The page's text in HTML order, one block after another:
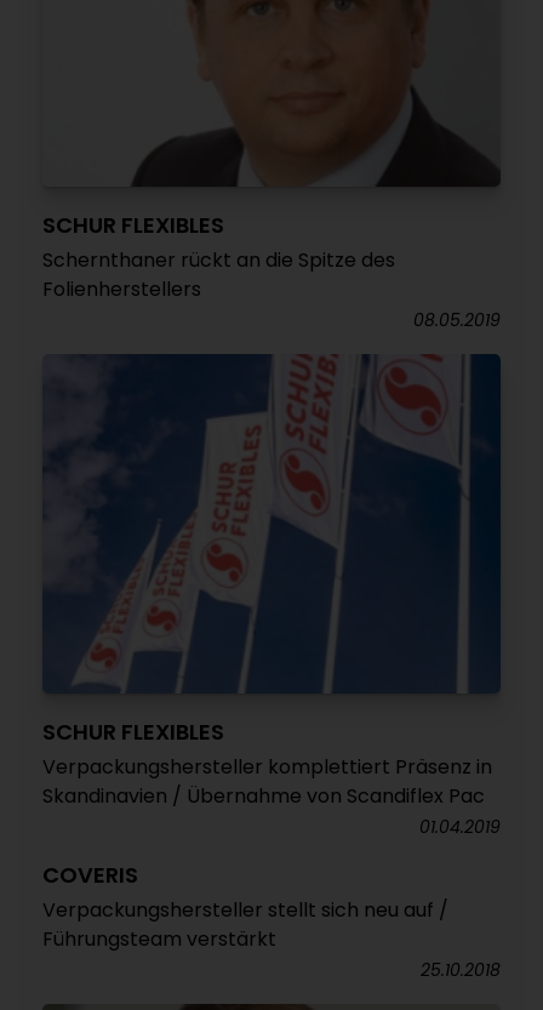
SCHUR FLEXIBLES
Schernthaner rückt an die Spitze des
Folienherstellers
08.05.2019
SCHUR FLEXIBLES
Verpackungshersteller komplettiert Präsenz in
Skandinavien / Übernahme von Scandiflex Pac
01.04.2019
COVERIS
Verpackungshersteller stellt sich neu auf /
Führungsteam verstärkt
25.10.2018